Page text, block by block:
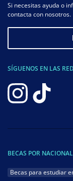
Si necesitas ayuda o
contacta con nosotros.
SÍGUENOS EN LAS
BECAS POR
Becas para estudiar